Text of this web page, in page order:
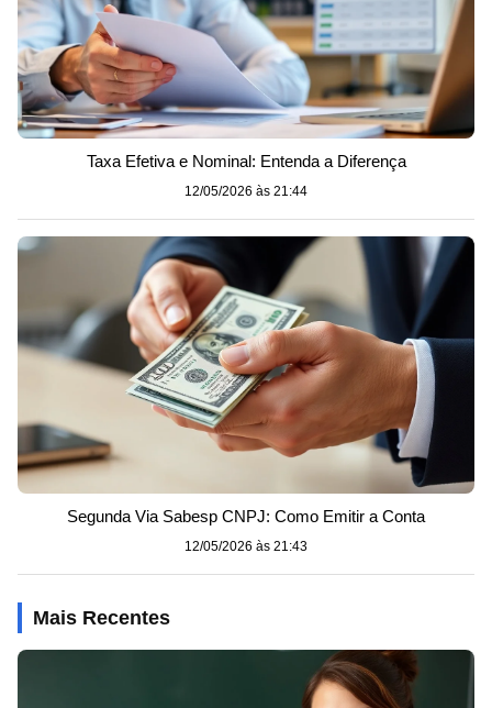
Taxa Efetiva e Nominal: Entenda a Diferença
12/05/2026 às 21:44
Segunda Via Sabesp CNPJ: Como Emitir a Conta
12/05/2026 às 21:43
Mais Recentes